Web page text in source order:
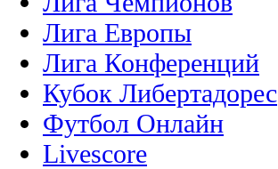
Лига Европы
Лига Конференций
Кубок Либертадорес
Футбол Онлайн
Livescore